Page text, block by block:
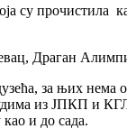
су
Драган
за њих
из ЈПКП и
и до сада.